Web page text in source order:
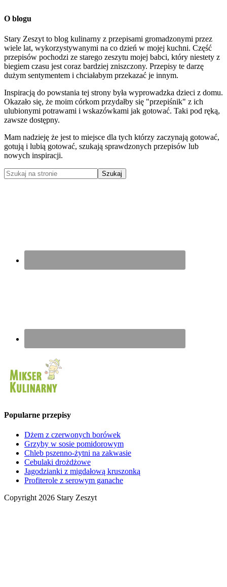
O blogu
Stary Zeszyt to blog kulinarny z przepisami gromadzonymi przez
wiele lat, wykorzystywanymi na co dzień w mojej kuchni. Część
przepisów pochodzi ze starego zeszytu mojej babci, który niestety z
biegiem czasu jest coraz bardziej zniszczony. Przepisy te darzę
dużym sentymentem i chciałabym przekazać je innym.
Inspiracją do powstania tej strony była wyprowadzka dzieci z domu.
Okazało się, że moim córkom przydałby się "przepiśnik" z ich
ulubionymi potrawami i wskazówkami jak gotować. Taki pod ręką,
zawsze dostępny.
Mam nadzieję że jest to miejsce dla tych którzy zaczynają gotować,
gotują i lubią gotować, szukają sprawdzonych przepisów lub
nowych inspiracji.
Popularne przepisy
Dżem z czerwonych borówek
Grzyby w sosie pomidorowym
Chleb pszenno-żytni na zakwasie
Cebulaki drożdżowe
Jagodzianki z migdałową kruszonką
Profiterole z serowym ganache
Copyright 2026 Stary Zeszyt